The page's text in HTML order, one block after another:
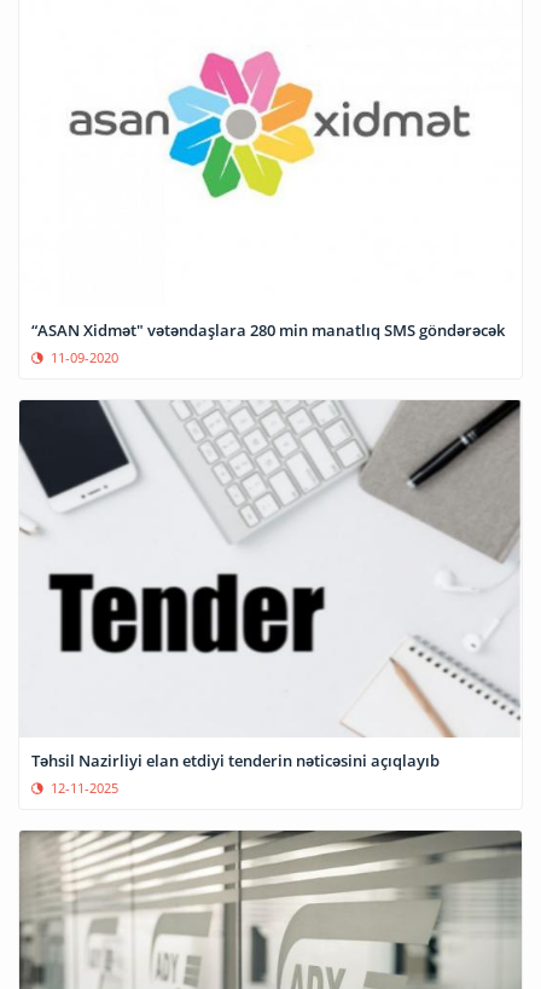
“ASAN Xidmət" vətəndaşlara 280 min manatlıq SMS göndərəcək
11-09-2020
Təhsil Nazirliyi elan etdiyi tenderin nəticəsini açıqlayıb
12-11-2025